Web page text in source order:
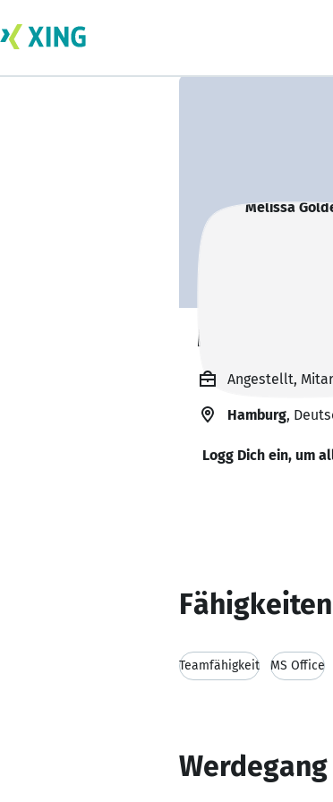
Melissa
Angestellt,
Hamburg,
Logg Dich ein, um
Teamfähigkeit MS Office
Werdegang